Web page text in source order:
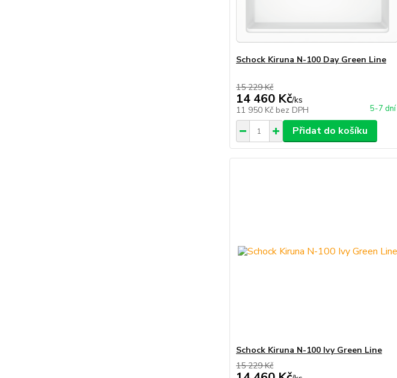
Schock Kiruna N-100 Day Green Line
15 229 Kč
14 460 Kč/ks
11 950 Kč bez DPH 5-7 dní
Přidat do košíku
Schock Kiruna N-100 Ivy Green Line
15 229 Kč